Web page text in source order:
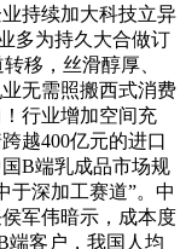
持续加大科技立异
多为持久大合做订
移，丝滑醇厚、
无需照搬西式消费
行业增加空间充
越400亿元的进口
B端乳成品市场规
于深加工赛道”。中
军伟暗示，成本度
端客户，我国人均